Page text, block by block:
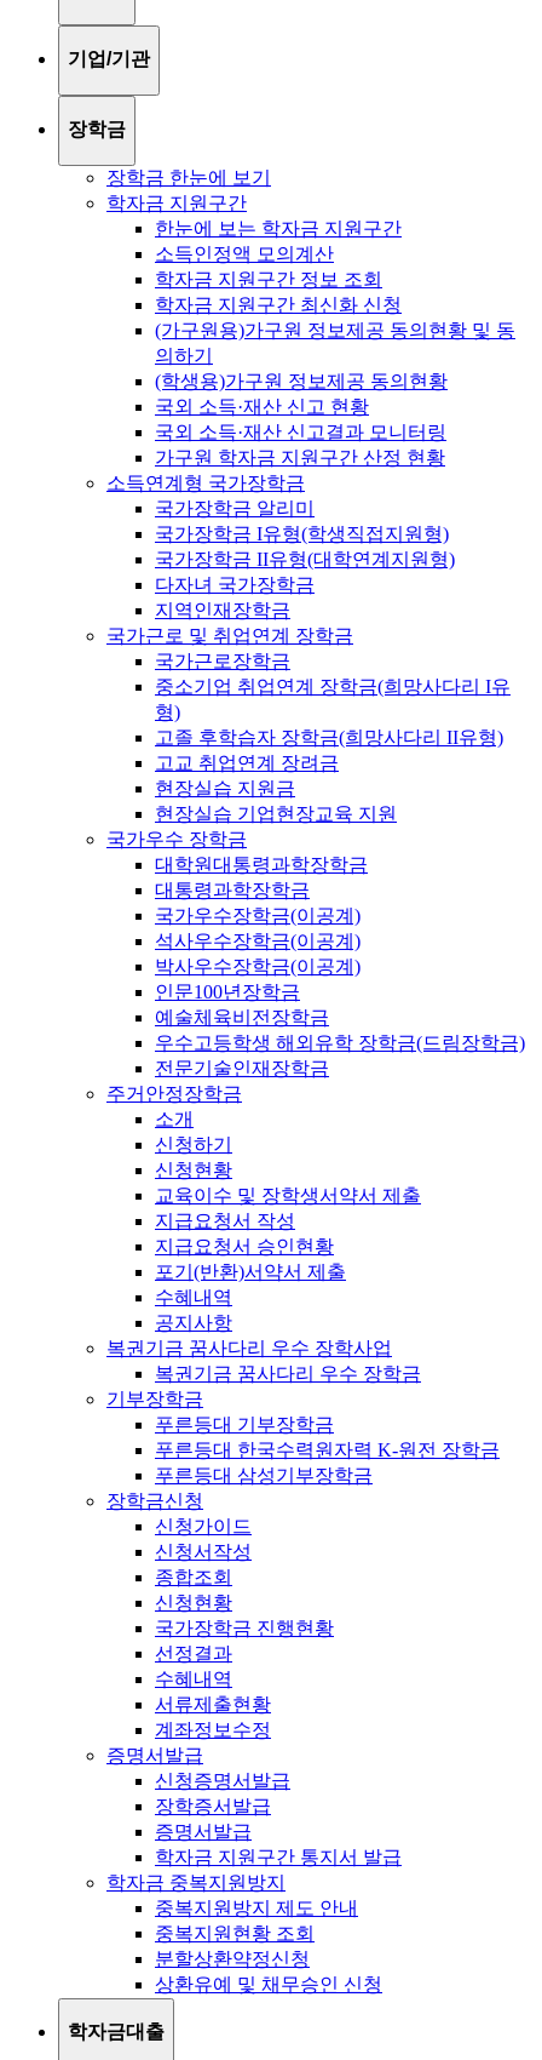
기업/기관
장학금
장학금 한눈에 보기
학자금 지원구간
한눈에 보는 학자금 지원구간
소득인정액 모의계산
학자금 지원구간 정보 조회
학자금 지원구간 최신화 신청
(가구원용)가구원 정보제공 동의현황 및 동
의하기
(학생용)가구원 정보제공 동의현황
국외 소득·재산 신고 현황
국외 소득·재산 신고결과 모니터링
가구원 학자금 지원구간 산정 현황
소득연계형 국가장학금
국가장학금 알리미
국가장학금 I유형(학생직접지원형)
국가장학금 II유형(대학연계지원형)
다자녀 국가장학금
지역인재장학금
국가근로 및 취업연계 장학금
국가근로장학금
중소기업 취업연계 장학금(희망사다리 I유
형)
고졸 후학습자 장학금(희망사다리 II유형)
고교 취업연계 장려금
현장실습 지원금
현장실습 기업현장교육 지원
국가우수 장학금
대학원대통령과학장학금
대통령과학장학금
국가우수장학금(이공계)
석사우수장학금(이공계)
박사우수장학금(이공계)
인문100년장학금
예술체육비전장학금
우수고등학생 해외유학 장학금(드림장학금)
전문기술인재장학금
주거안정장학금
소개
신청하기
신청현황
교육이수 및 장학생서약서 제출
지급요청서 작성
지급요청서 승인현황
포기(반환)서약서 제출
수혜내역
공지사항
복권기금 꿈사다리 우수 장학사업
복권기금 꿈사다리 우수 장학금
기부장학금
푸른등대 기부장학금
푸른등대 한국수력원자력 K-원전 장학금
푸른등대 삼성기부장학금
장학금신청
신청가이드
신청서작성
종합조회
신청현황
국가장학금 진행현황
선정결과
수혜내역
서류제출현황
계좌정보수정
증명서발급
신청증명서발급
장학증서발급
증명서발급
학자금 지원구간 통지서 발급
학자금 중복지원방지
중복지원방지 제도 안내
중복지원현황 조회
분할상환약정신청
상환유예 및 채무승인 신청
학자금대출